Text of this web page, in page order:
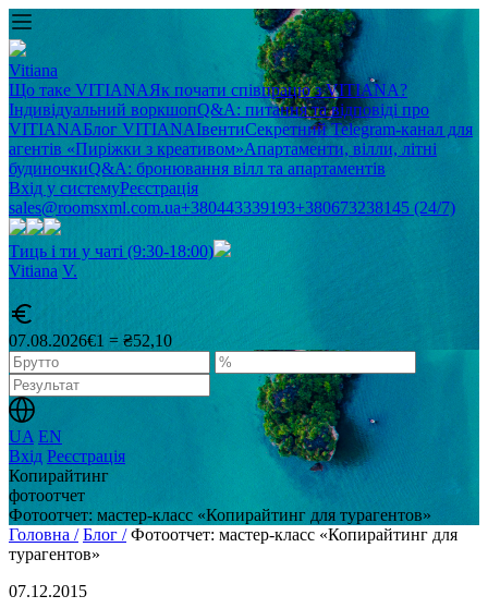
Vitiana
Що таке VITIANAЯк почати співпрацю з VITIANA?
Індивідуальний воркшопQ&A: питання та відповіді про
VITIANAБлог VITIANAІвентиСекретний Telegram-канал для
агентів «Пиріжки з креативом»Апартаменти, вілли, літні
будиночкиQ&A: бронювання вілл та апартаментів
Вхід у системуРеєстрація
sales@roomsxml.com.ua+380443339193+380673238145 (24/7)
Тиць і ти у чаті (9:30-18:00)
Vitiana V.
07.08.2026€1 = ₴52,10
UA EN
Вхід Реєстрація
Копирайтинг
фотоотчет
Фотоотчет: мастер-класс «Копирайтинг для турагентов»
Головна / Блог / Фотоотчет: мастер-класс «Копирайтинг для
турагентов»
07.12.2015